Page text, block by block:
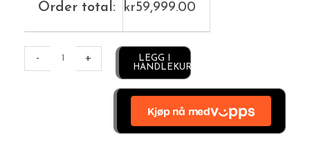
Order total: kr59,999.00
- +
LEGG I
HANDLEKURV